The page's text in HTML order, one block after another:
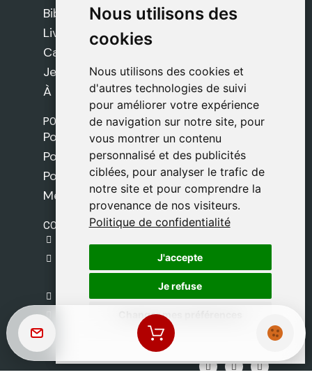
Nous utilisons des
cookies
Nous utilisons des cookies et
d'autres technologies de suivi
pour améliorer votre expérience
de navigation sur notre site, pour
vous montrer un contenu
personnalisé et des publicités
ciblées, pour analyser le trafic de
notre site et pour comprendre la
provenance de nos visiteurs.
Politique de confidentialité
J'accepte
Je refuse
Changer mes préférences
Nous utilisons des
cookies
Nous utilisons des cookies et
d'autres technologies de suivi
pour améliorer votre expérience
de navigation sur notre site, pour
vous montrer un contenu
personnalisé et des publicités
ciblées, pour analyser le trafic de
notre site et pour comprendre la
provenance de nos visiteurs.
Politique de confidentialité
J'accepte
Je refuse
Changer mes préférences
Bibles
Livres
Cadeaux
Jeux
À propos de nous
POLITIQUES
Politique de livraison
Politique de cookies
Politique de confidentialité
Mentions légales
CONTACT
C. del Pradillo, 6, 28770 Colmenar Viejo,
Madrid
+34 918 459 877